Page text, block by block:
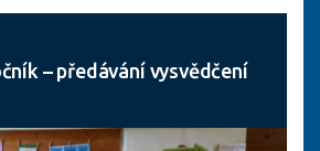
– předávání vysvědčení